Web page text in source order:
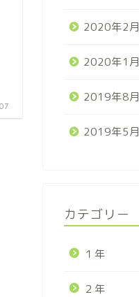
2020年2月
2020年1月
2019年8月
2019年5月
カテゴリー
１年
２年